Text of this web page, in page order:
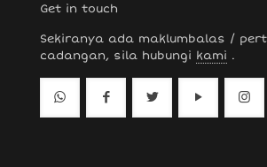
Get in touch
Sekiranya ada maklumbalas /
cadangan, sila hubungi kami .